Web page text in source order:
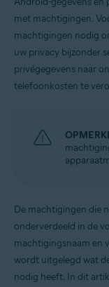
Producten:
Avast Mobile
Besturingssystemen:
Android
met machtigingen.
machtigingen nodig
uw privacy bijzonder
privégegevens naar
telefoonkosten te
De machtigingen die
onderverdeeld in de
machtigingsnaam en
wordt uitgelegd wat
nodig heeft. In dit